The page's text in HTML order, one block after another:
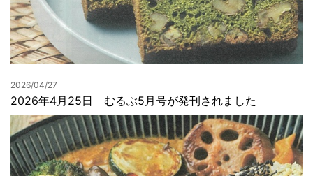
2026/04/27
2026年4月25日 むるぶ5月号が発刊されました